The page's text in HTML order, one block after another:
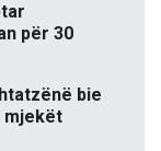
për 30
bie
mjekët